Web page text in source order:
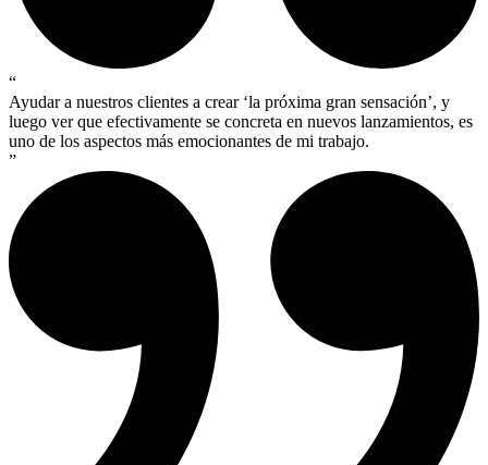
“
Ayudar a nuestros clientes a crear ‘la próxima gran sensación’, y
luego ver que efectivamente se concreta en nuevos lanzamientos, es
uno de los aspectos más emocionantes de mi trabajo.
”